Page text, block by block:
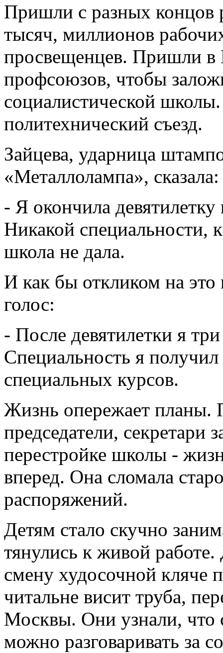
Пришли с разных концов
тысяч, миллионов
просвещенцев. Пришли в
профсоюзов, чтобы
социалистической
политехнический съезд.
Зайцева, ударница
«Металлолампа», сказала:
- Я окончила
Никакой специальности,
школа не дала.
И как бы откликом на это
голос:
- После девятилетки я
Специальность я
специальных курсов.
Жизнь опережает планы.
председатели, секретари
перестройке школы -
вперед. Она сломала
распоряжений.
Детям стало скучно
тянулись к живой
смену худосочной кляче
читальне висит труба,
Москвы. Они узнали, что
можно разговаривать за